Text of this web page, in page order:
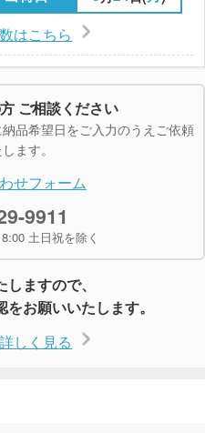
はこちら
ご相談ください
品希望日をご入力のうえご依頼
ます。
せフォーム
9911
土日祝を除く
ますので、
お願いいたします。
しく見る